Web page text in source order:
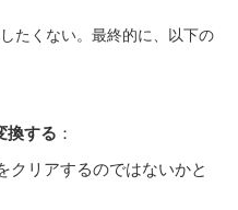
たくない。最終的に、以下の
換する ：
クリアするのではないかと